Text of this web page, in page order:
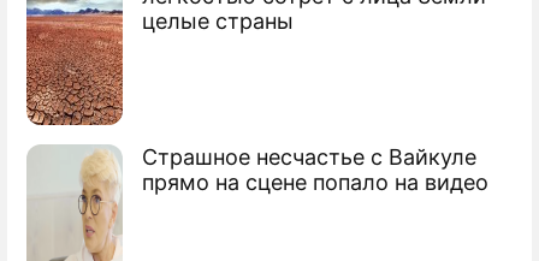
целые страны
Страшное несчастье с Вайкуле
прямо на сцене попало на видео